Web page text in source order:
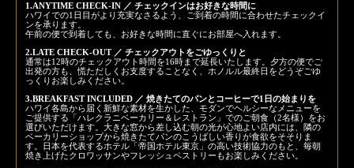
1.ANYTIME CHECK-IN ／ チェックインはお好きな時間に
ハワイでの1日目がより充実なさるよう、ご到着の時間に合わせたチェックイ
ンを承ります。
午前の便で到着しても、お好きな時間に直ぐにお部屋へ入れます。
2.LATE CHECK-OUT ／ チェックアウトをごゆっくりと
通常は12時のチェックアウト時間を16時まで延長いたします。夕方の便でご
出発の方も、慌ただしくお支度することなく、ホノルル最終日をどうぞごゆ
っくりお楽しみください。
3.BREAKFAST INCLUDED ／ 焼きたてのパンとコーヒーで1日の始まりを
ハワイ各島から届く新鮮な素材を生かした、モダンでヘルシーなメニューを
ご提供する「ハレクラニベーカリー＆レストラン」でのご朝食（2名様）をお
選びいただけます。大きな窓から差し込む朝の光が心地よい店内には、隣の
ベーカリーショップから焼きたてパンのこうばしい香りが食欲をそそりま
す。日本を代表するホテル「帝国ホテル東京」の高い技術協力のもと、毎朝
焼き上げたクロワッサンやフレッシュペストリーもお楽しみください。